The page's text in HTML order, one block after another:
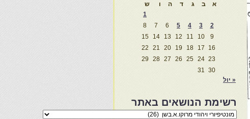
א
ב ג ד ה ו
ש
1
2
3
4
5
6
7
8
9
10
11
12
13
14
15
16
17
18
19
20
21
22
23
24
25
26
27
28
29
30
31
« יול
רשימת הנושאים באתר
רשימת